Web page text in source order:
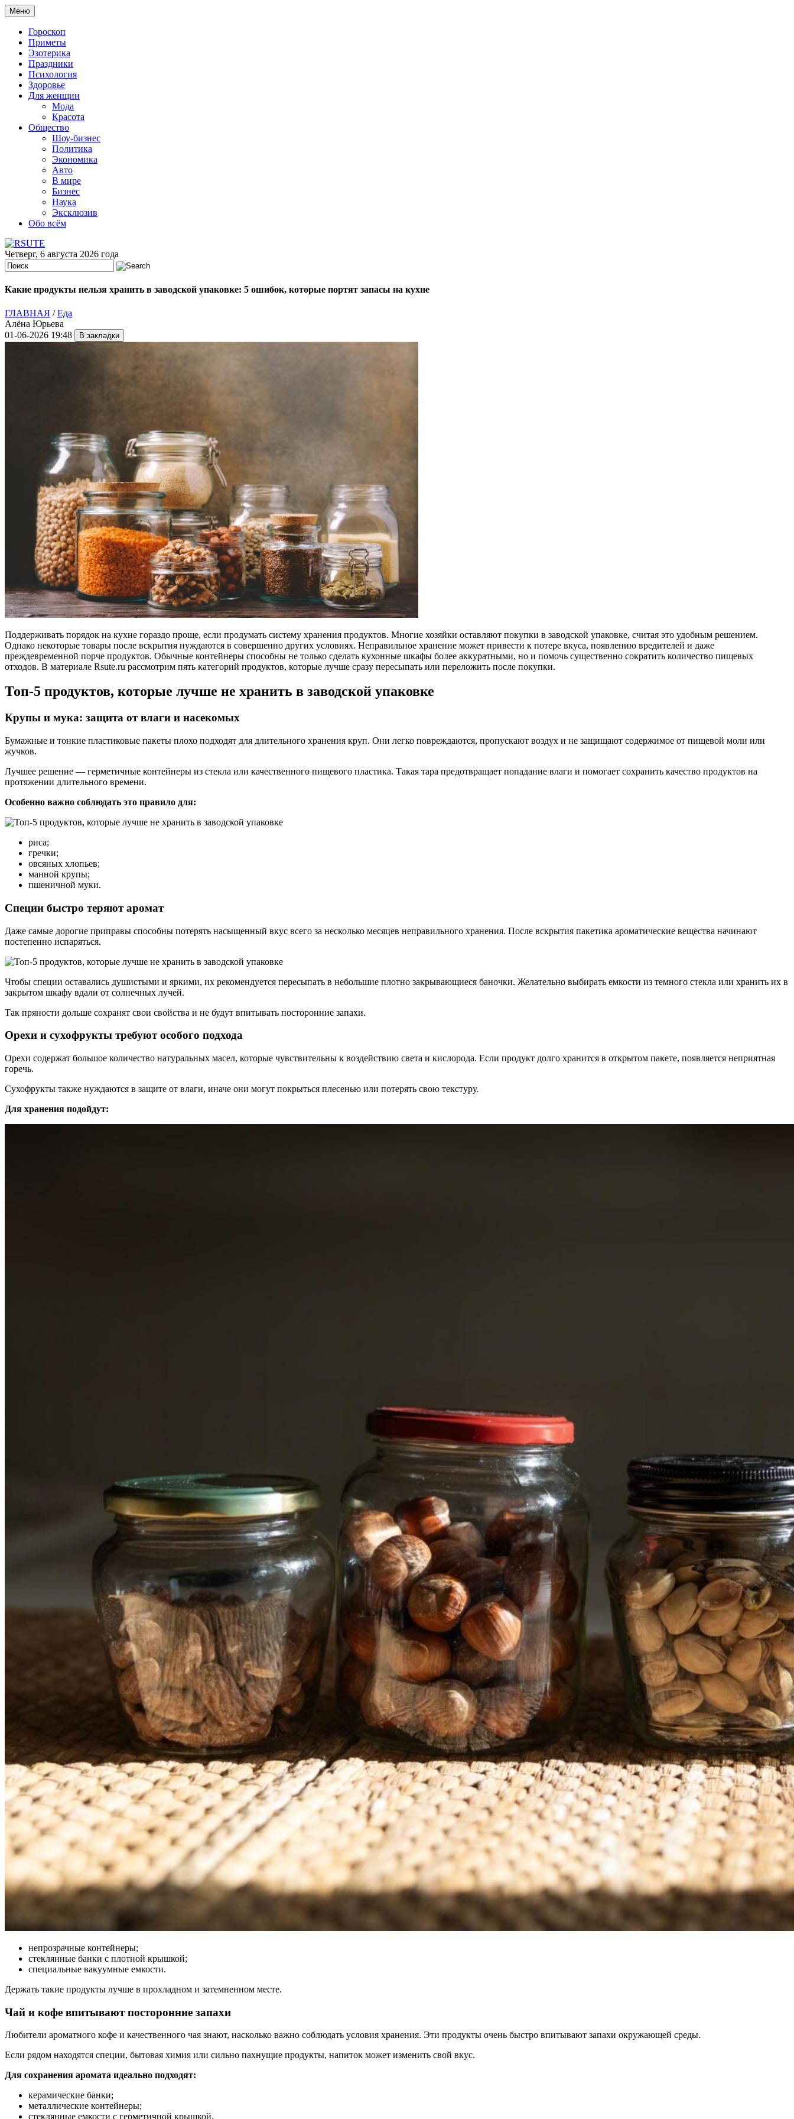
Меню
Гороскоп
Приметы
Эзотерика
Праздники
Психология
Здоровье
Для женщин
Мода
Красота
Общество
Шоу-бизнес
Политика
Экономика
Авто
В мире
Бизнес
Наука
Эксклюзив
Обо всём
Четверг, 6 августа 2026 года
Какие продукты нельзя хранить в заводской упаковке: 5 ошибок, которые портят запасы на кухне
ГЛАВНАЯ /Еда
Алёна Юрьева
01-06-2026 19:48
Поддерживать порядок на кухне гораздо проще, если продумать систему хранения продуктов. Многие хозяйки оставляют покупки в заводской упаковке, считая это удобным решением.
Однако некоторые товары после вскрытия нуждаются в совершенно других условиях. Неправильное хранение может привести к потере вкуса, появлению вредителей и даже
преждевременной порче продуктов. Обычные контейнеры способны не только сделать кухонные шкафы более аккуратными, но и помочь существенно сократить количество пищевых
отходов. В материале Rsute.ru рассмотрим пять категорий продуктов, которые лучше сразу пересыпать или переложить после покупки.
Топ-5 продуктов, которые лучше не хранить в заводской упаковке
Крупы и мука: защита от влаги и насекомых
Бумажные и тонкие пластиковые пакеты плохо подходят для длительного хранения круп. Они легко повреждаются, пропускают воздух и не защищают содержимое от пищевой моли или
жучков.
Лучшее решение — герметичные контейнеры из стекла или качественного пищевого пластика. Такая тара предотвращает попадание влаги и помогает сохранить качество продуктов на
протяжении длительного времени.
Особенно важно соблюдать это правило для:
риса;
гречки;
овсяных хлопьев;
манной крупы;
пшеничной муки.
Специи быстро теряют аромат
Даже самые дорогие приправы способны потерять насыщенный вкус всего за несколько месяцев неправильного хранения. После вскрытия пакетика ароматические вещества начинают
постепенно испаряться.
Чтобы специи оставались душистыми и яркими, их рекомендуется пересыпать в небольшие плотно закрывающиеся баночки. Желательно выбирать емкости из темного стекла или хранить их в
закрытом шкафу вдали от солнечных лучей.
Так пряности дольше сохранят свои свойства и не будут впитывать посторонние запахи.
Орехи и сухофрукты требуют особого подхода
Орехи содержат большое количество натуральных масел, которые чувствительны к воздействию света и кислорода. Если продукт долго хранится в открытом пакете, появляется неприятная
горечь.
Сухофрукты также нуждаются в защите от влаги, иначе они могут покрыться плесенью или потерять свою текстуру.
Для хранения подойдут:
непрозрачные контейнеры;
стеклянные банки с плотной крышкой;
специальные вакуумные емкости.
Держать такие продукты лучше в прохладном и затемненном месте.
Чай и кофе впитывают посторонние запахи
Любители ароматного кофе и качественного чая знают, насколько важно соблюдать условия хранения. Эти продукты очень быстро впитывают запахи окружающей среды.
Если рядом находятся специи, бытовая химия или сильно пахнущие продукты, напиток может изменить свой вкус.
Для сохранения аромата идеально подходят:
керамические банки;
металлические контейнеры;
стеклянные емкости с герметичной крышкой.